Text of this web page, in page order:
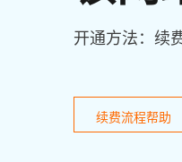
开通方法：续
续费流程帮助